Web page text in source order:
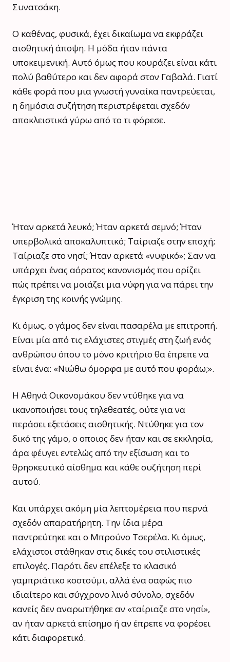
Συνατσάκη.
Ο καθένας, φυσικά, έχει δικαίωμα να εκφράζει
αισθητική άποψη. Η μόδα ήταν πάντα
υποκειμενική. Αυτό όμως που κουράζει είναι κάτι
πολύ βαθύτερο και δεν αφορά στον Γαβαλά. Γιατί
κάθε φορά που μια γνωστή γυναίκα παντρεύεται,
η δημόσια συζήτηση περιστρέφεται σχεδόν
αποκλειστικά γύρω από το τι φόρεσε.
Ήταν αρκετά λευκό; Ήταν αρκετά σεμνό; Ήταν
υπερβολικά αποκαλυπτικό; Ταίριαζε στην εποχή;
Ταίριαζε στο νησί; Ήταν αρκετά «νυφικό»; Σαν να
υπάρχει ένας αόρατος κανονισμός που ορίζει
πώς πρέπει να μοιάζει μια νύφη για να πάρει την
έγκριση της κοινής γνώμης.
Κι όμως, ο γάμος δεν είναι πασαρέλα με επιτροπή.
Είναι μία από τις ελάχιστες στιγμές στη ζωή ενός
ανθρώπου όπου το μόνο κριτήριο θα έπρεπε να
είναι ένα: «Νιώθω όμορφα με αυτό που φοράω;».
Η Αθηνά Οικονομάκου δεν ντύθηκε για να
ικανοποιήσει τους τηλεθεατές, ούτε για να
περάσει εξετάσεις αισθητικής. Ντύθηκε για τον
δικό της γάμο, ο οποιος δεν ήταν και σε εκκλησία,
άρα φέυγει εντελώς από την εξίσωση και το
θρησκευτικό αίσθημα και κάθε συζήτηση περί
αυτού.
Και υπάρχει ακόμη μία λεπτομέρεια που περνά
σχεδόν απαρατήρητη. Την ίδια μέρα
παντρεύτηκε και ο Μπρούνο Τσερέλα. Κι όμως,
ελάχιστοι στάθηκαν στις δικές του στιλιστικές
επιλογές. Παρότι δεν επέλεξε το κλασικό
γαμπριάτικο κοστούμι, αλλά ένα σαφώς πιο
ιδιαίτερο και σύγχρονο λινό σύνολο, σχεδόν
κανείς δεν αναρωτήθηκε αν «ταίριαζε στο νησί»,
αν ήταν αρκετά επίσημο ή αν έπρεπε να φορέσει
κάτι διαφορετικό.